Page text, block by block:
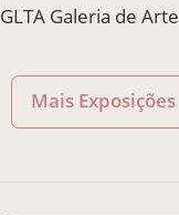
GLTA Galeria de Arte
Mais Exposições